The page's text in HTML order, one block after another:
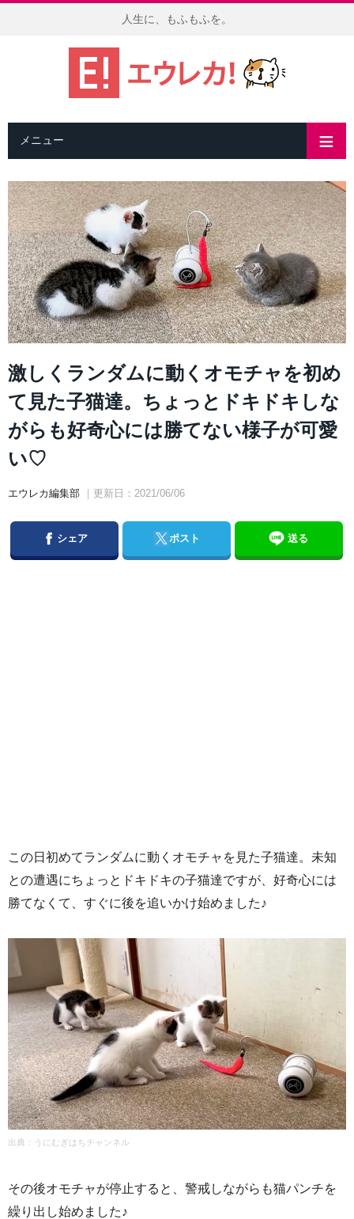
人生に、もふもふを。
メニュー
激しくランダムに動くオモチャを初め
て見た子猫達。ちょっとドキドキしな
がらも好奇心には勝てない様子が可愛
い♡
エウレカ編集部 ｜更新日：2021/06/06
Facebook
シェア Twitterポスト 送る
この日初めてランダムに動くオモチャを見た子猫達。未知
との遭遇にちょっとドキドキの子猫達ですが、好奇心には
勝てなくて、すぐに後を追いかけ始めました♪
出典： うにむぎはちチャンネル
その後オモチャが停止すると、警戒しながらも猫パンチを
繰り出し始めました♪